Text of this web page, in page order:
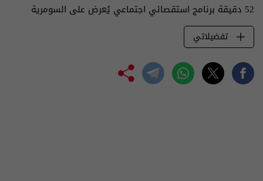
52 دقيقة برنامج استقصائي اجتماعي يُعرض على السومرية
تفضيلاتي